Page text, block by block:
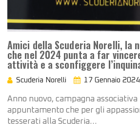
Amici della Scuderia Norelli, la
che nel 2024 punta a far
attività e a sconfiggere
Scuderia Norelli 17 Gennaio 2024
Anno nuovo, campagna associativa
appuntamento che per gli
tesserati alla Scuderia…